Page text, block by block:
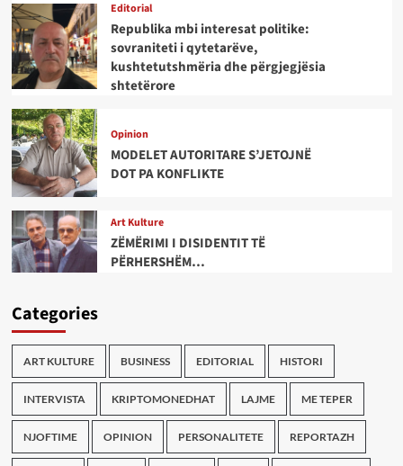
Editorial
Republika mbi interesat politike:
sovraniteti i qytetarëve,
kushtetutshmëria dhe përgjegjësia
shtetërore
Opinion
MODELET AUTORITARE S’JETOJNË
DOT PA KONFLIKTE
Art Kulture
ZËMËRIMI I DISIDENTIT TË
PËRHERSHËM…
Categories
ART KULTURE BUSINESS EDITORIAL HISTORI
INTERVISTA KRIPTOMONEDHAT LAJME ME TEPER
NJOFTIME OPINION PERSONALITETE REPORTAZH